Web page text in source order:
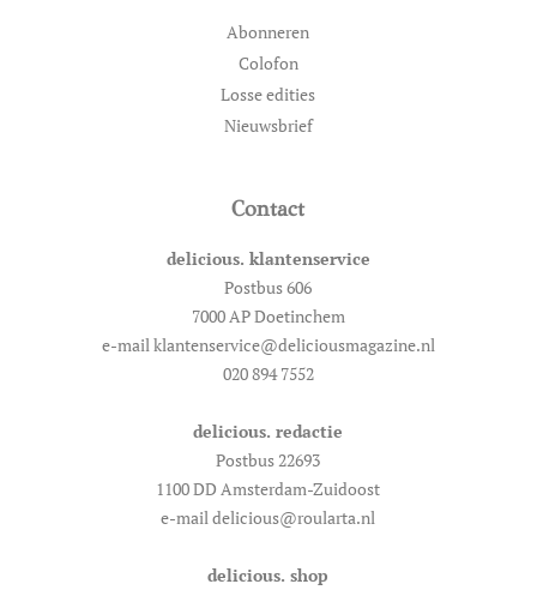
Abonneren
Colofon
Losse edities
Nieuwsbrief
Contact
delicious. klantenservice
Postbus 606
7000 AP Doetinchem
e-mail klantenservice@deliciousmagazine.nl
020 894 7552
delicious. redactie
Postbus 22693
1100 DD Amsterdam-Zuidoost
e-mail delicious@roularta.nl
delicious. shop